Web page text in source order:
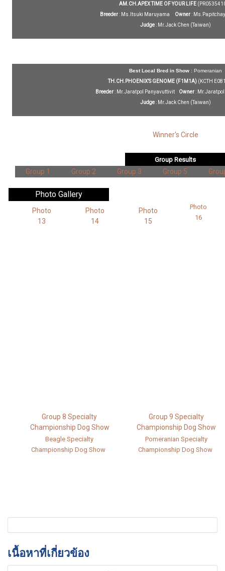
AM.CH.APEX TIME OF YOUR LIFE
Breeder: Ms.Itsuki Maruyama Owner:
Judge: Mr.Jack Chen (Taiwan)
Best Local Bred in Show : Pomeranian
TH.CH.PHOENIX’S GENOME (F1M1A) (KCTH
Breeder: Mr.Jaratpol Panyavuttivit Owner:
Judge: Mr.Jack Chen (Taiwan)
Winner's Circle
Group Results
Group 1 Group 2 Group 3 Group 5
Photo Gallery
Photo
13
Photo
14
Photo
15
Photo
16
Group 8 Specialty
Championship Dog Show
Group 9 Specialty
Championship Dog Show
Beagle Specialty
Championship Dog Show
Pomeranian Specialty
Championship Dog Show
เนื้อหาที่เกี่ยวข้อง